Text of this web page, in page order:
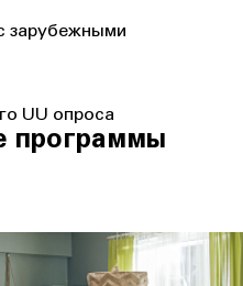
зарубежными
UU опроса
программы